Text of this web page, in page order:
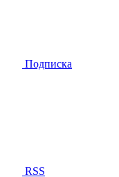
Подписка
RSS